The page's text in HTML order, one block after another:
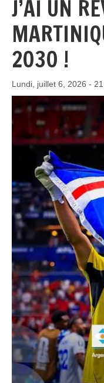
J’AI UN
2030 !
Lundi, juillet 6, 2026 -